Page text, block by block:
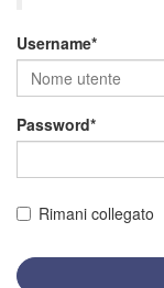
Username
Password
Rimani collegato